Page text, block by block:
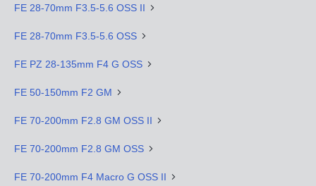
FE 28-70mm F3.5-5.6 OSS II
FE 28-70mm F3.5-5.6 OSS
FE PZ 28-135mm F4 G OSS
FE 50-150mm F2 GM
FE 70-200mm F2.8 GM OSS II
FE 70-200mm F2.8 GM OSS
FE 70-200mm F4 Macro G OSS II